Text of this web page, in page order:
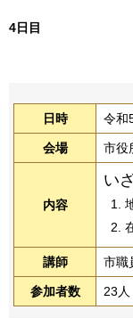
4日目
日時 令和
会場 市役
内容
い
講師 市職
参加者数 23人